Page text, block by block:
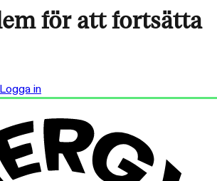
för att fortsätta
in